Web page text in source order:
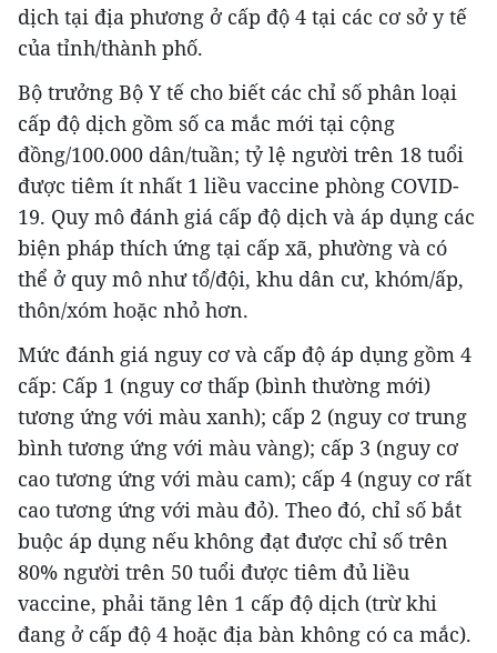
dịch tại địa phương ở cấp độ 4 tại các cơ sở y tế
của tỉnh/thành phố.
Bộ trưởng Bộ Y tế cho biết các chỉ số phân loại
cấp độ dịch gồm số ca mắc mới tại cộng
đồng/100.000 dân/tuần; tỷ lệ người trên 18 tuổi
được tiêm ít nhất 1 liều vaccine phòng COVID-
19. Quy mô đánh giá cấp độ dịch và áp dụng các
biện pháp thích ứng tại cấp xã, phường và có
thể ở quy mô như tổ/đội, khu dân cư, khóm/ấp,
thôn/xóm hoặc nhỏ hơn.
Mức đánh giá nguy cơ và cấp độ áp dụng gồm 4
cấp: Cấp 1 (nguy cơ thấp (bình thường mới)
tương ứng với màu xanh); cấp 2 (nguy cơ trung
bình tương ứng với màu vàng); cấp 3 (nguy cơ
cao tương ứng với màu cam); cấp 4 (nguy cơ rất
cao tương ứng với màu đỏ). Theo đó, chỉ số bắt
buộc áp dụng nếu không đạt được chỉ số trên
80% người trên 50 tuổi được tiêm đủ liều
vaccine, phải tăng lên 1 cấp độ dịch (trừ khi
đang ở cấp độ 4 hoặc địa bàn không có ca mắc).